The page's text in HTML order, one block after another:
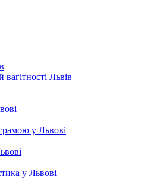
вагітності Львів
у Львові
у Львові